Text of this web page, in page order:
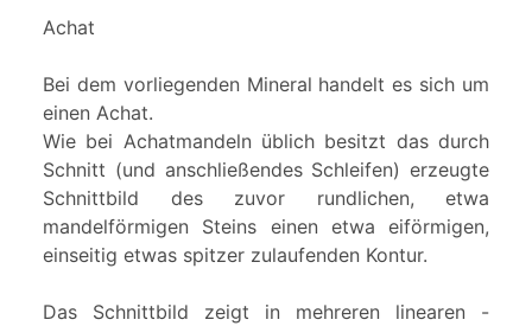
Achat
Bei dem vorliegenden Mineral handelt es sich um
einen Achat.
Wie bei Achatmandeln üblich besitzt das durch
Schnitt (und anschließendes Schleifen) erzeugte
Schnittbild des zuvor rundlichen, etwa
mandelförmigen Steins einen etwa eiförmigen,
einseitig etwas spitzer zulaufenden Kontur.
Das Schnittbild zeigt in mehreren linearen -